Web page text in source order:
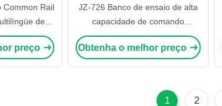
Common Rail
de
e banco de
injetor de
preço
JZ-726 Banco de ensaio de alta
capacidade de comando
automatizado multifunção
Common Rail para ensaios EUI
Obtenha o melhor preço
1 2